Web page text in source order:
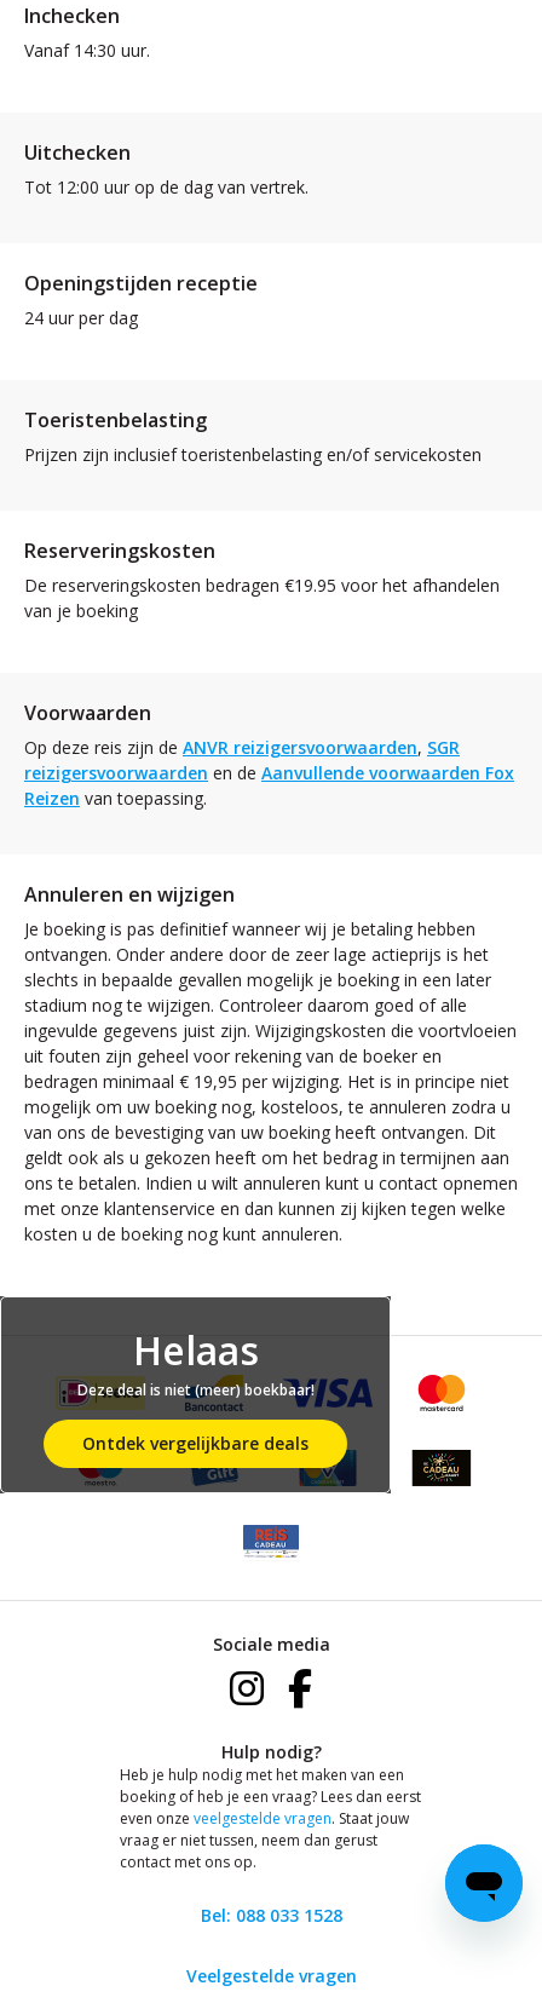
Inchecken
Vanaf 14:30 uur.
Uitchecken
Tot 12:00 uur op de dag van vertrek.
Openingstijden receptie
24 uur per dag
Toeristenbelasting
Prijzen zijn inclusief toeristenbelasting en/of servicekosten
Reserveringskosten
De reserveringskosten bedragen €19.95 voor het afhandelen
van je boeking
Voorwaarden
Op deze reis zijn de ANVR reizigersvoorwaarden, SGR
reizigersvoorwaarden en de Aanvullende voorwaarden Fox
Reizen van toepassing.
Annuleren en wijzigen
Je boeking is pas definitief wanneer wij je betaling hebben
ontvangen. Onder andere door de zeer lage actieprijs is het
slechts in bepaalde gevallen mogelijk je boeking in een later
stadium nog te wijzigen. Controleer daarom goed of alle
ingevulde gegevens juist zijn. Wijzigingskosten die voortvloeien
uit fouten zijn geheel voor rekening van de boeker en
bedragen minimaal € 19,95 per wijziging. Het is in principe niet
mogelijk om uw boeking nog, kosteloos, te annuleren zodra u
van ons de bevestiging van uw boeking heeft ontvangen. Dit
geldt ook als u gekozen heeft om het bedrag in termijnen aan
ons te betalen. Indien u wilt annuleren kunt u contact opnemen
met onze klantenservice en dan kunnen zij kijken tegen welke
kosten u de boeking nog kunt annuleren.
Helaas
Deze deal is niet (meer) boekbaar!
Ontdek vergelijkbare deals
Sociale media
Hulp nodig?
Heb je hulp nodig met het maken van een
boeking of heb je een vraag? Lees dan eerst
even onze veelgestelde vragen. Staat jouw
vraag er niet tussen, neem dan gerust
contact met ons op.
Bel: 088 033 1528
Veelgestelde vragen